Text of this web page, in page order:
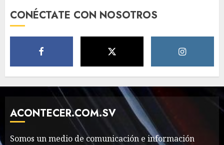
Classic Cars in a Retro
The full story of
Thailand’s extraordinary
cave rescue
MAYO 14, 2024 1002
CONÉCTATE CON NOSOTROS
ACONTECER.COM.SV
Somos un medio de comunicación e información